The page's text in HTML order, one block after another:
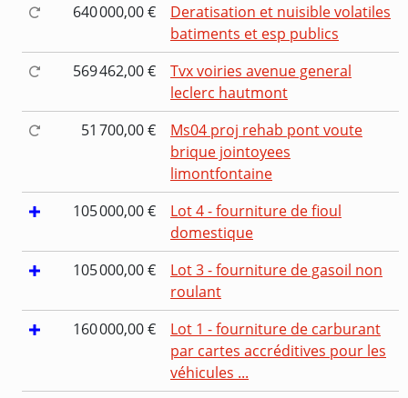
640 000,00 €
Deratisation et nuisible volatiles
batiments et esp publics
569 462,00 €
Tvx voiries avenue general
leclerc hautmont
51 700,00 €
Ms04 proj rehab pont voute
brique jointoyees
limontfontaine
105 000,00 €
Lot 4 - fourniture de fioul
domestique
105 000,00 €
Lot 3 - fourniture de gasoil non
roulant
160 000,00 €
Lot 1 - fourniture de carburant
par cartes accréditives pour les
véhicules ...